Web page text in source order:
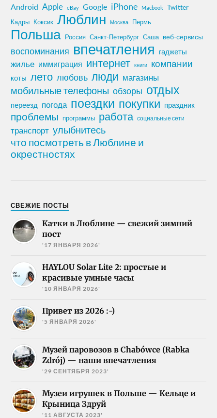
Android Apple eBay Google iPhone Macbook Twitter
Кадры Коксик Люблин Москва Пермь
Польша Россия Санкт-Петербург Саша веб-сервисы
воспоминания впечатления гаджеты
жилье иммиграция интернет книги компании
коты лето любовь люди магазины
мобильные телефоны обзоры отдых
переезд погода поездки покупки праздник
проблемы программы работа социальные сети
транспорт улыбнитесь
что посмотреть в Люблине и
окрестностях
СВЕЖИЕ ПОСТЫ
Катки в Люблине — свежий зимний
пост
'17 ЯНВАРЯ 2026'
HAYLOU Solar Lite 2: простые и
красивые умные часы
'10 ЯНВАРЯ 2026'
Привет из 2026 :-)
'5 ЯНВАРЯ 2026'
Музей паровозов в Chabówce (Rabka
Zdrój) — наши впечатления
'29 СЕНТЯБРЯ 2023'
Музеи игрушек в Польше — Кельце и
Крыница Здруй
'11 АВГУСТА 2023'